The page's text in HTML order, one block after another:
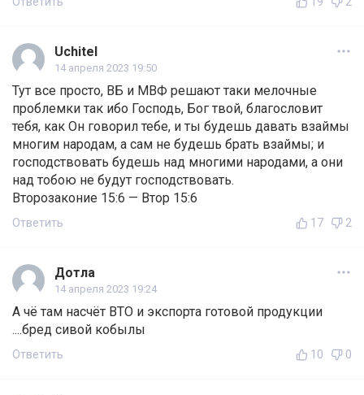
Uchitel
14 апреля 2023 19:50
Тут все просто, ВБ и МВФ решают таки мелочные
проблемки так ибо Господь, Бог твой, благословит
тебя, как Он говорил тебе, и ты будешь давать взаймы
многим народам, а сам не будешь брать взаймы; и
господствовать будешь над многими народами, а они
над тобою не будут господствовать.
Второзаконие 15:6 — Втор 15:6
Ответить 17 2
Дотла
14 апреля 2023 19:24
А чё там насчёт ВТО и экспорта готовой продукции
....бред сивой кобылы
Ответить 10 0